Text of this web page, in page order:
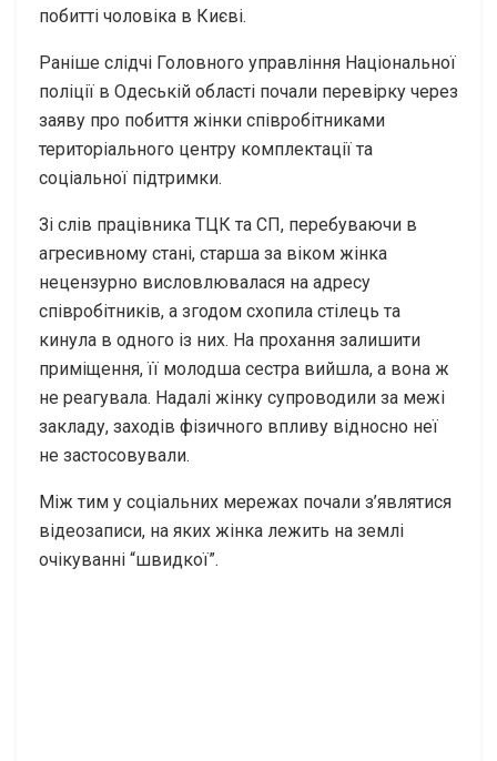
побитті чоловіка в Києві.
Раніше слідчі Головного управління Національної
поліції в Одеській області почали перевірку через
заяву про побиття жінки співробітниками
територіального центру комплектації та
соціальної підтримки.
Зі слів працівника ТЦК та СП, перебуваючи в
агресивному стані, старша за віком жінка
нецензурно висловлювалася на адресу
співробітників, а згодом схопила стілець та
кинула в одного із них. На прохання залишити
приміщення, її молодша сестра вийшла, а вона ж
не реагувала. Надалі жінку супроводили за межі
закладу, заходів фізичного впливу відносно неї
не застосовували.
Між тим у соціальних мережах почали з’являтися
відеозаписи, на яких жінка лежить на землі
очікуванні “швидкої”.